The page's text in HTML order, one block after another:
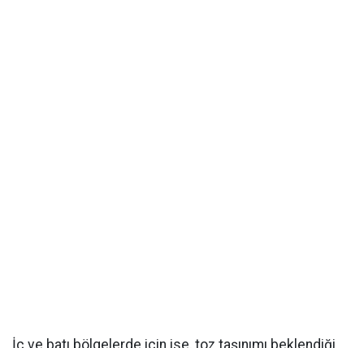
İç ve batı bölgelerde için ise, toz taşınımı beklendiği